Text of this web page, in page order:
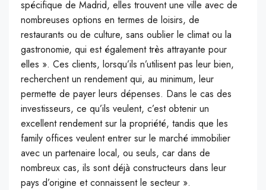
spécifique de Madrid, elles trouvent une ville avec de
nombreuses options en termes de loisirs, de
restaurants ou de culture, sans oublier le climat ou la
gastronomie, qui est également très attrayante pour
elles ». Ces clients, lorsqu’ils n’utilisent pas leur bien,
recherchent un rendement qui, au minimum, leur
permette de payer leurs dépenses. Dans le cas des
investisseurs, ce qu’ils veulent, c’est obtenir un
excellent rendement sur la propriété, tandis que les
family offices veulent entrer sur le marché immobilier
avec un partenaire local, ou seuls, car dans de
nombreux cas, ils sont déjà constructeurs dans leur
pays d’origine et connaissent le secteur ».